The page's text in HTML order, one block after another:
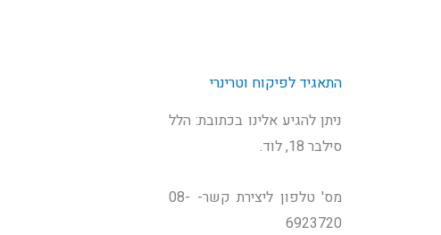
התאגיד לפיקוח וטרינרי
ניתן להגיע אלינו בכתובת: הלל
סילבר 18, לוד.
מס' טלפון ליצירת קשר- 08-
6923720